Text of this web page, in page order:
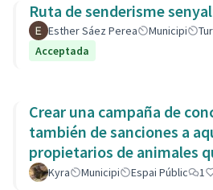
Ruta de senderisme
Esther Sáez Perea Municipi
Acceptada
Crear una campaña de
también de sanciones a
propietarios de animales
heces de las aceras. Es
Kyra Municipi Espai Públic 1